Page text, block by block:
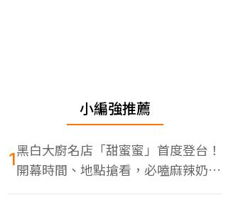
小編強推薦
1黑白大廚名店「甜蜜蜜」首度登台！
開幕時間、地點搶看，必嗑麻辣奶油
蝦